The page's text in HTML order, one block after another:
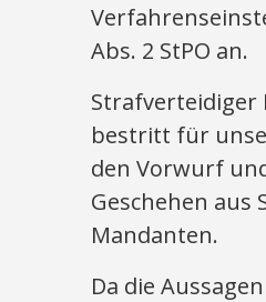
Abs. 2 StPO an.
Strafverteidiger
bestritt für
den Vorwurf
Geschehen aus
Mandanten.
Da die